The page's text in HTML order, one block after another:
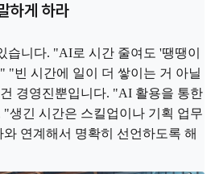
하게 하라
습니다. "AI로 시간 줄여도 '땡땡이
"빈 시간에 일이 더 쌓이는 거 아닐
경영진뿐입니다. "AI 활용을 통한
생긴 시간은 스킬업이나 기획 업무
연계해서 명확히 선언하도록 해